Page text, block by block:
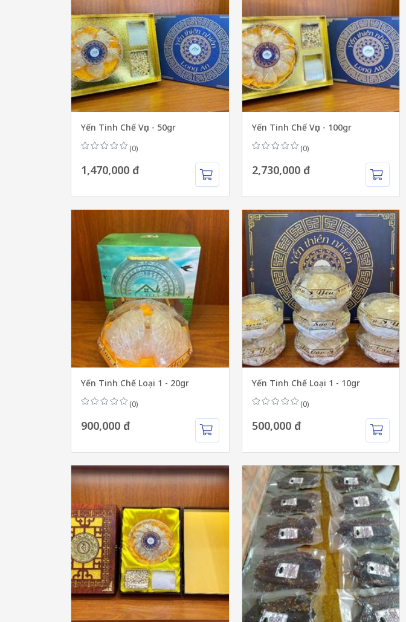
Yến Tinh Chế Vụn - 50gr
(0)
1,470,000 đ
Yến Tinh Chế Vụn - 100gr
(0)
2,730,000 đ
Yến Tinh Chế Loại 1 - 20gr
(0)
900,000 đ
Yến Tinh Chế Loại 1 - 10gr
(0)
500,000 đ